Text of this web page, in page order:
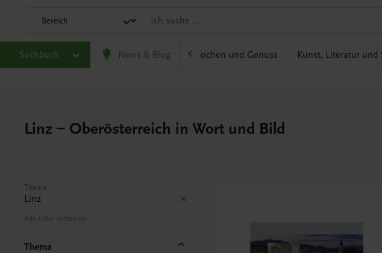
Sachbuch News & Blog
und Wirtschaft Karriere und Beruf Kochen und Genuss Kunst, Literatur und
Linz – Oberösterreich in Wort und Bild
Thema
Linz
Alle Filter entfernen
Thema